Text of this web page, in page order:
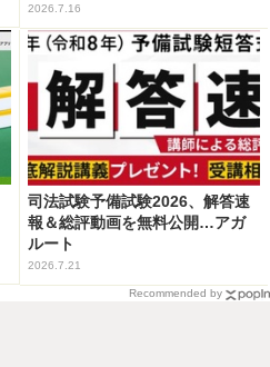
2026.7.16
司法試験予備試験2026、解答速
報＆総評動画を無料公開…アガ
ルート
2026.7.21
Recommended by